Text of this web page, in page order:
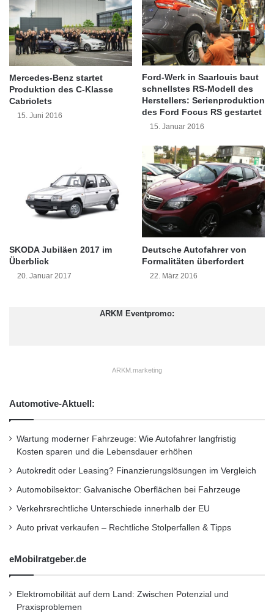
Quelle: Daimler AG
„Die Erweiterung der C-Klasse Familie um das
neue C 43 4MATIC Coupé ist ein weiterer
Baustein unserer Wachstumsstrategie. Es
bereichert nicht nur das breite Angebot der C-
Klasse Familie, sondern startet auch die
Einführung einer ganzen Reihe von neuen
43er-Modellen in diesem Jahr“, so Tobias
Mercedes-AMG GmbH.
charakteristischen AMG Gene, die auch in
unserem GT sowie den 63er-Fahrzeugen
stecken und interpretieren in ihrem Segment
somit konsequent unseren Markenkern ‚Driving
Performance‘.“ Sportwagen-Technologie und
b
a
u
h
t
w
1
6
e
r
u
n
d
u
m
Mercedes-Benz startet
Produktion des C-Klasse
Cabriolets
15. Juni 2016
Ford-Werk in Saarlouis baut
schnellstes RS-Modell des
Herstellers: Serienproduktion
des Ford Focus RS gestartet
15. Januar 2016
SKODA Jubiläen 2017 im
Überblick
20. Januar 2017
Deutsche Autofahrer von
Formalitäten überfordert
22. März 2016
ARKM Eventpromo:
ARKM.marketing
Automotive-Aktuell:
Wartung moderner Fahrzeuge: Wie Autofahrer langfristig
Kosten sparen und die Lebensdauer erhöhen
Autokredit oder Leasing? Finanzierungslösungen im Vergleich
Automobilsektor: Galvanische Oberflächen bei Fahrzeuge
Verkehrsrechtliche Unterschiede innerhalb der EU
Auto privat verkaufen – Rechtliche Stolperfallen & Tipps
eMobilratgeber.de
Elektromobilität auf dem Land: Zwischen Potenzial und
Praxisproblemen